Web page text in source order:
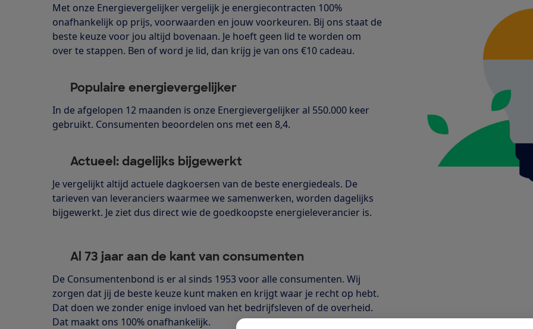
Met onze Energievergelijker vergelijk je energiecontracten 100%
onafhankelijk op prijs, voorwaarden en jouw voorkeuren. Bij ons staat de
beste keuze voor jou altijd bovenaan. Je hoeft geen lid te worden om
over te stappen. Ben of word je lid, dan krijg je van ons €10 cadeau.
Populaire energievergelijker
In de afgelopen 12 maanden is onze Energievergelijker al 550.000 keer
gebruikt. Consumenten beoordelen ons met een 8,4.
Actueel: dagelijks bijgewerkt
Je vergelijkt altijd actuele dagkoersen van de beste energiedeals. De
tarieven van leveranciers waarmee we samenwerken, worden dagelijks
bijgewerkt. Je ziet dus direct wie de goedkoopste energieleverancier is.
Al 73 jaar aan de kant van consumenten
De Consumentenbond is er al sinds 1953 voor alle consumenten. Wij
zorgen dat jij de beste keuze kunt maken en krijgt waar je recht op hebt.
Dat doen we zonder enige invloed van het bedrijfsleven of de overheid.
Dat maakt ons 100% onafhankelijk.